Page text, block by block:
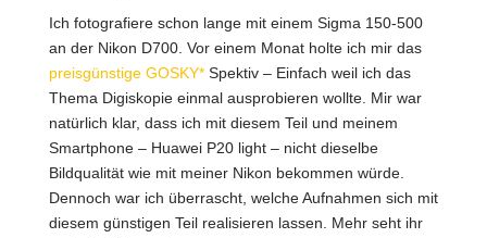
Ich fotografiere schon lange mit einem Sigma 150-500
an der Nikon D700. Vor einem Monat holte ich mir das
preisgünstige GOSKY*Spektiv – Einfach weil ich das
Thema Digiskopie einmal ausprobieren wollte. Mir war
natürlich klar, dass ich mit diesem Teil und meinem
Smartphone – Huawei P20 light – nicht dieselbe
Bildqualität wie mit meiner Nikon bekommen würde.
Dennoch war ich überrascht, welche Aufnahmen sich mit
diesem günstigen Teil realisieren lassen. Mehr seht ihr